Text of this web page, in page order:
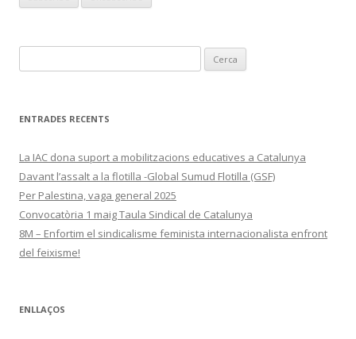
ENTRADES RECENTS
La IAC dona suport a mobilitzacions educatives a Catalunya
Davant l’assalt a la flotilla -Global Sumud Flotilla (GSF)
Per Palestina, vaga general 2025
Convocatòria 1 maig Taula Sindical de Catalunya
8M – Enfortim el sindicalisme feminista internacionalista enfront
del feixisme!
ENLLAÇOS